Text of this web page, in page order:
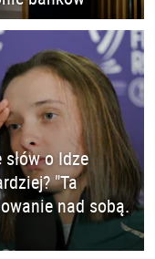
słów o Idze
"Ta
nad sobą.